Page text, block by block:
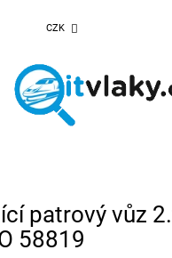
CZK
patrový vůz
58819